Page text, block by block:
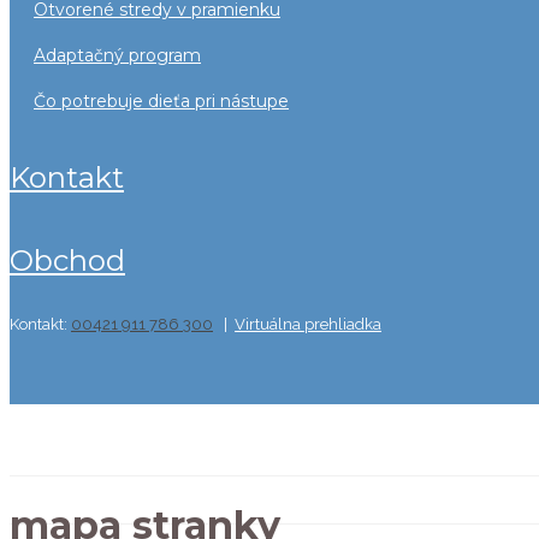
otvorené stredy v pramienku
adaptačný program
čo potrebuje dieťa pri nástupe
kontakt
obchod
Kontakt: 00421 911 786 300 Virtuálna prehliadka
mapa stranky